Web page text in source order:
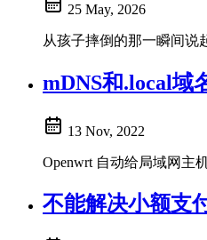
25 May, 2026
从孩子摔倒的那一瞬间
mDNS和.local域
13 Nov, 2022
Openwrt 自动给局域网主
不能解决小额支